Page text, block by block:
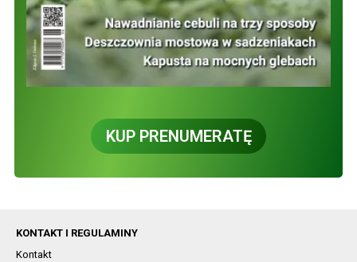
KUP PRENUMERATĘ
KONTAKT I REGULAMINY
Kontakt